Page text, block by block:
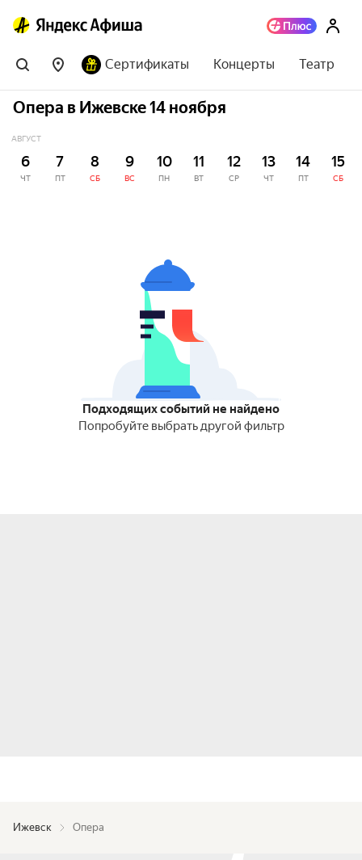
Сертификаты Концерты Театр
Опера в Ижевске 14 ноября
АВГУСТ
6
ЧТ
7
ПТ
8
СБ
9
ВС
10
ПН
11
ВТ
12
СР
13
ЧТ
14
ПТ
15
СБ
Подходящих событий не найдено
Попробуйте выбрать другой фильтр
Ижевск Опера